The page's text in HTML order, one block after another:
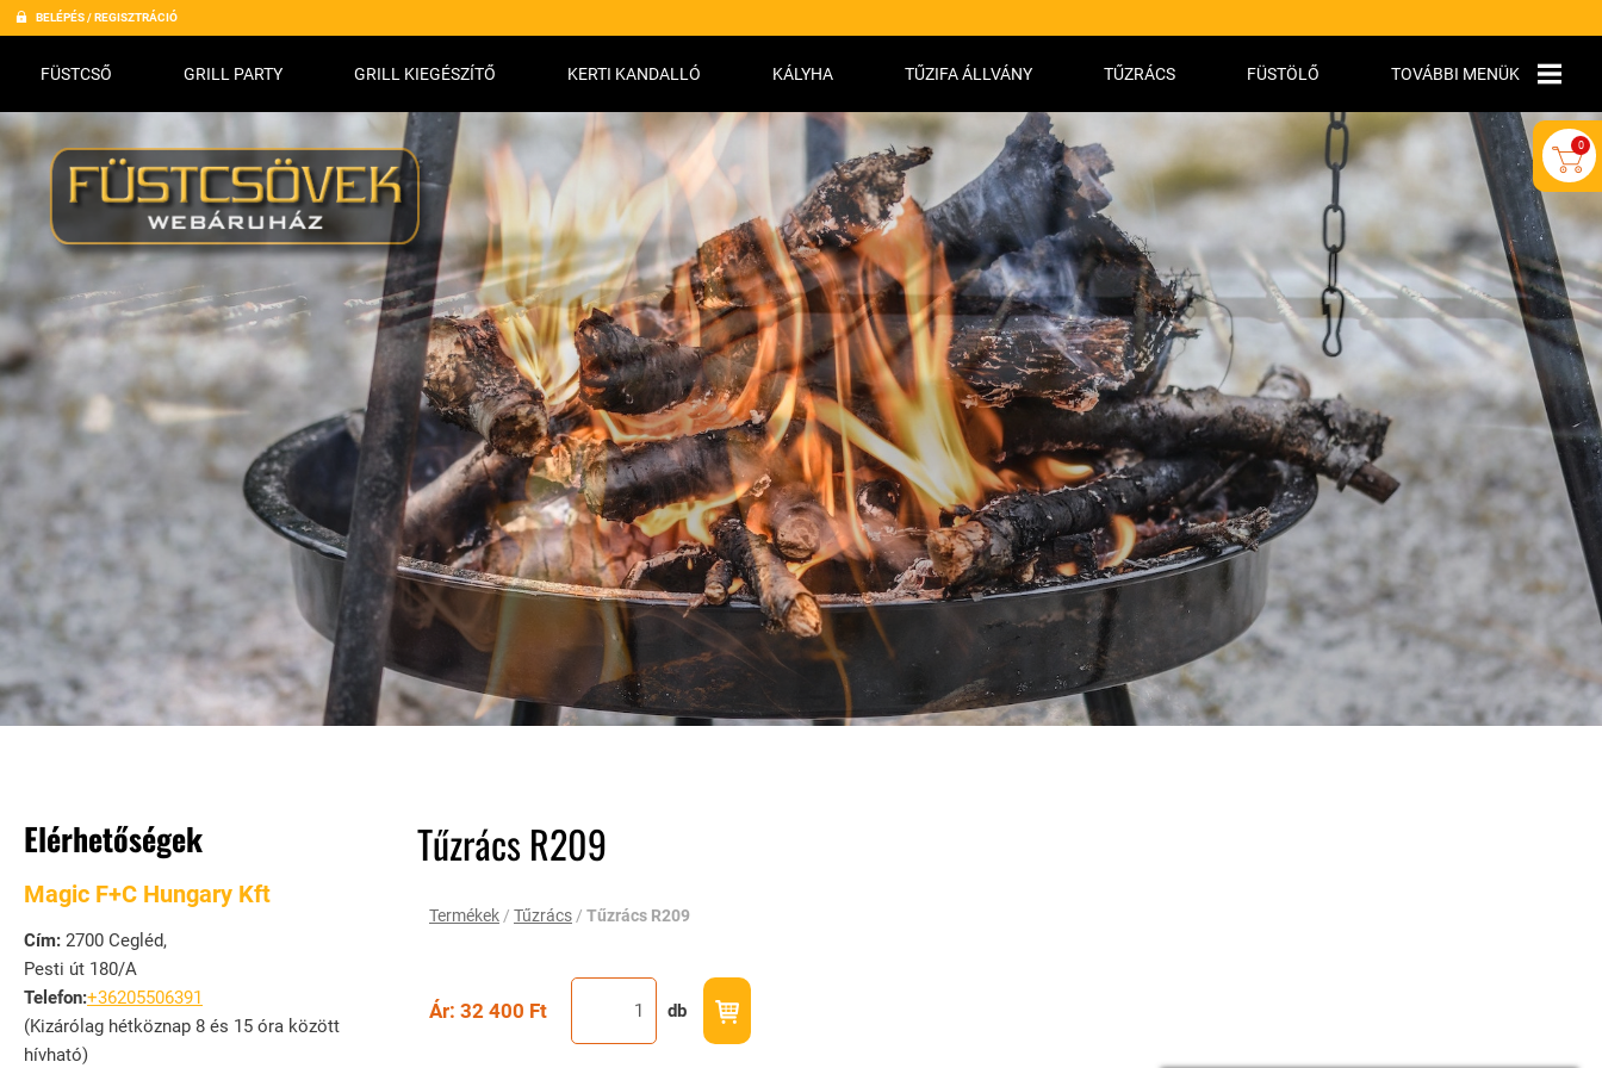
BELÉPÉS / REGISZTRÁCIÓ
0
FÜSTCSŐ GRILL PARTY GRILL KIEGÉSZÍTŐ KERTI KANDALLÓ KÁLYHA TŰZIFA ÁLLVÁNY TŰZRÁCS FÜSTÖLŐ TOVÁBBI MENÜK
RÓLUNK
INFORMÁCIÓK
ELÉRHETŐSÉGEK
Elérhetőségek
Magic F+C Hungary Kft
Cím: 2700 Cegléd,
Pesti út 180/A
Telefon:+36205506391
(Kizárólag hétköznap 8 és 15 óra között
hívható)
Tűzrács R209
Termékek/ Tűzrács/ Tűzrács R209
Ár: 32 400 Ft db